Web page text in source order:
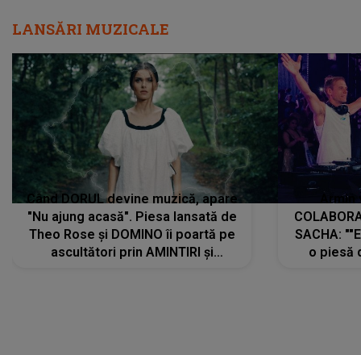
LANSĂRI MUZICALE
Când DORUL devine muzică, apare
"Nu ajung acasă". Piesa lansată de
Theo Rose și DOMINO îi poartă pe
ascultători prin AMINTIRI și
SACHA:
o piesă